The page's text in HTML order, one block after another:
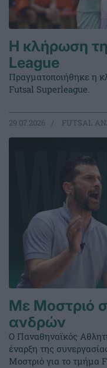
Η κλήρωση
League
Πραγματοποιήθηκε η
Futsal Superleague.
29.07.2026 FUTSAL
Με Μοστριό
ανδρών
Ο Παναθηναϊκός
έναρξη της
Μοστριό για το τμήμα